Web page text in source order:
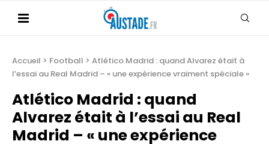
Accueil > Football > Atlético Madrid : quand Alvarez était à
l’essai au Real Madrid – « une expérience vraiment spéciale »
Atlético Madrid : quand
Alvarez était à l’essai au Real
Madrid – « une expérience